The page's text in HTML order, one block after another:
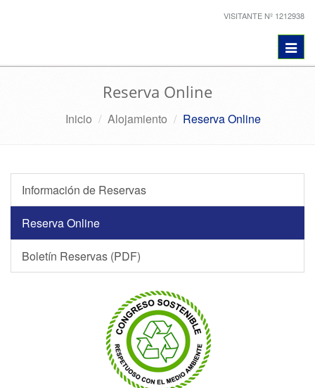
VISITANTE Nº 1212938
Reserva Online
Inicio Alojamiento Reserva Online
Información de Reservas
Reserva Online
Boletín Reservas (PDF)